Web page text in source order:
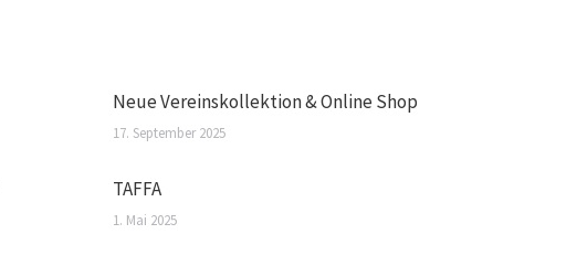
Neue Vereinskollektion & Online Shop
17. September 2025
TAFFA
1. Mai 2025